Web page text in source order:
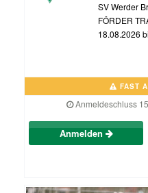
SV Werder
FÖRDER
18.08.2026
FAST
Anmeldeschluss
Anmelden